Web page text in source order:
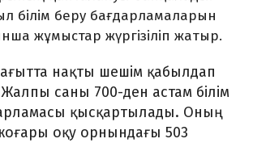
бі­лім беру бағдарламаларын
жұмыстар жүр­гізіліп жатыр.
нақты шешім қабылдап
саны 700-ден астам білім
қысқартылады. Оның
оқу ор­нын­дағы 503